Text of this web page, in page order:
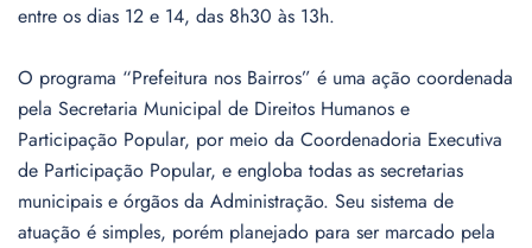
entre os dias 12 e 14, das 8h30 às 13h.
O programa “Prefeitura nos Bairros” é uma ação coordenada
pela Secretaria Municipal de Direitos Humanos e
Participação Popular, por meio da Coordenadoria Executiva
de Participação Popular, e engloba todas as secretarias
municipais e órgãos da Administração. Seu sistema de
atuação é simples, porém planejado para ser marcado pela